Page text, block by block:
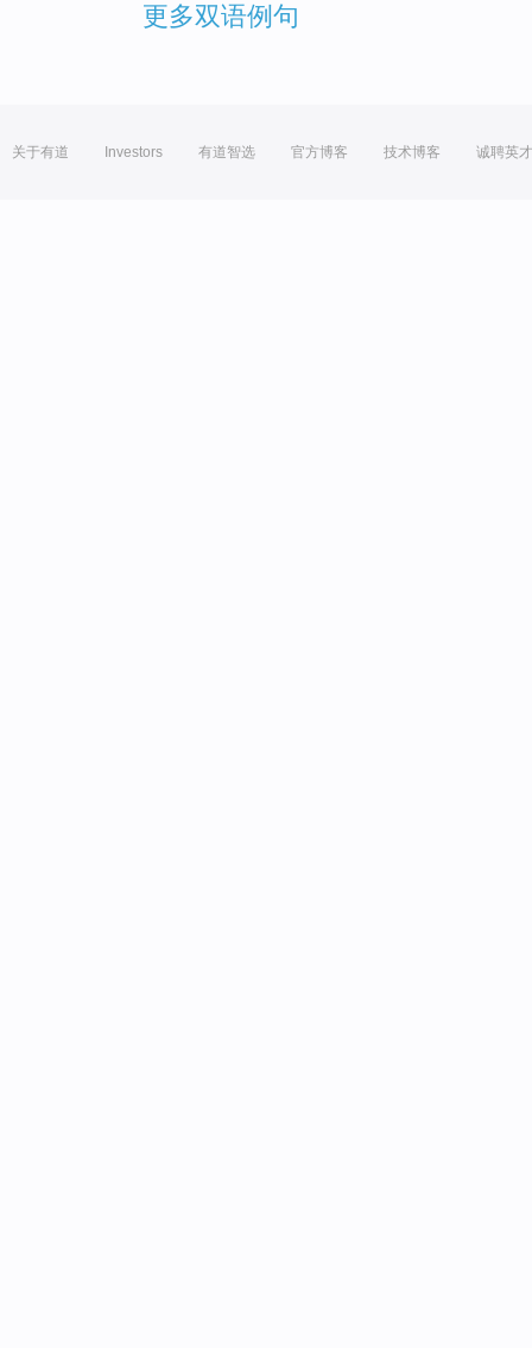
更多双语例句
关于有道 Investors 有道智选 官方博客 技术博客 诚聘英才